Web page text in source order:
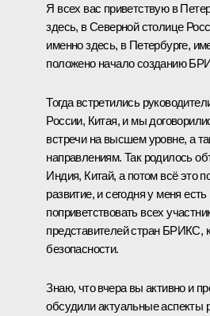
Я всех вас приветствую в
здесь, в Северной столице
именно здесь, в Петербурге,
положено начало созданию
Тогда встретились
России, Китая, и мы
встречи на высшем уровне, а
направлениям. Так родилось
Индия, Китай, а потом всё это
развитие, и сегодня у меня
поприветствовать всех
представителей стран БРИКС,
безопасности.
Знаю, что вчера вы активно и
обсудили актуальные аспекты